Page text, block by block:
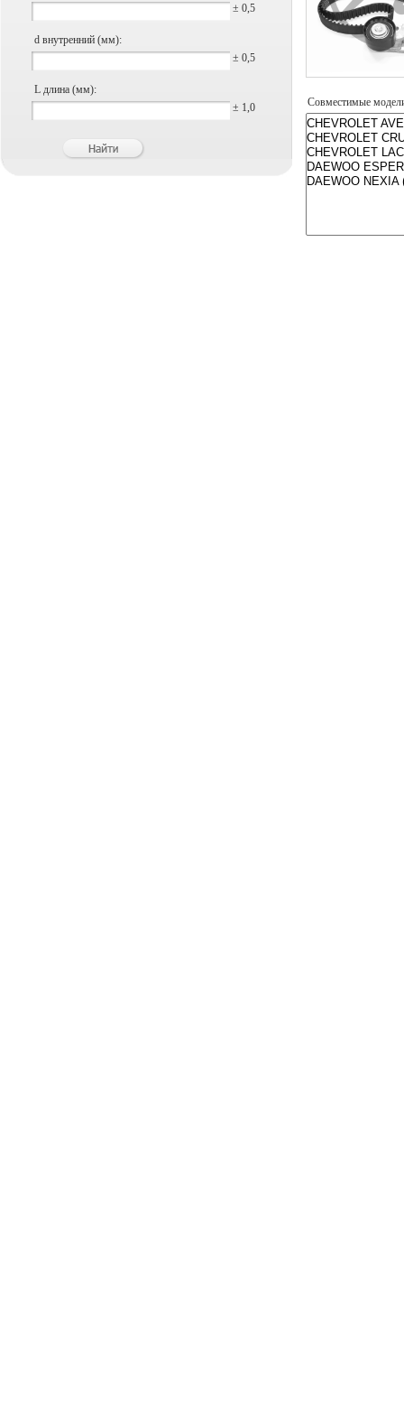
± 0,5
d внутренний (мм):
± 0,5
L длина (мм):
± 1,0
Совместимые